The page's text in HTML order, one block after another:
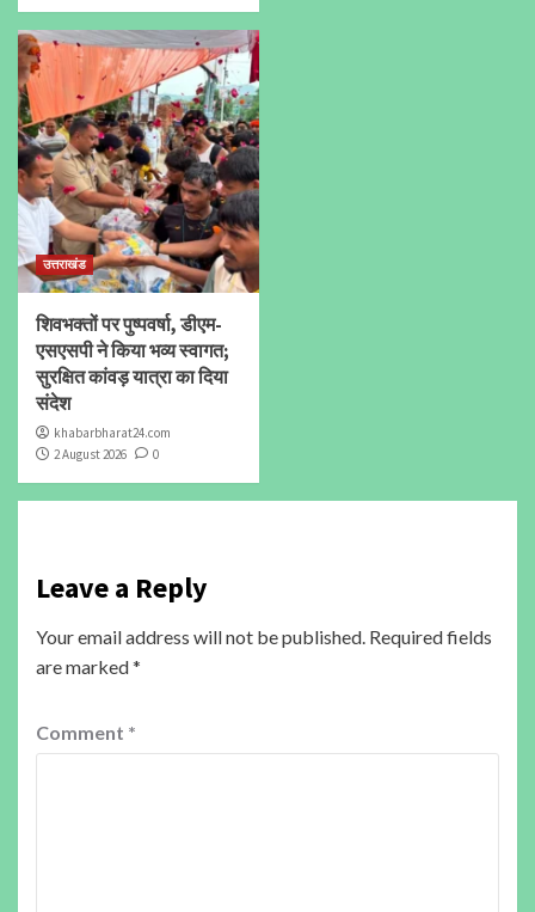
उत्तराखंड
शिवभक्तों पर पुष्पवर्षा, डीएम-
एसएसपी ने किया भव्य स्वागत;
सुरक्षित कांवड़ यात्रा का दिया
संदेश
khabarbharat24.com
2 August 2026
0
Leave a Reply
Your email address will not be published. Required fields
are marked*
Comment *